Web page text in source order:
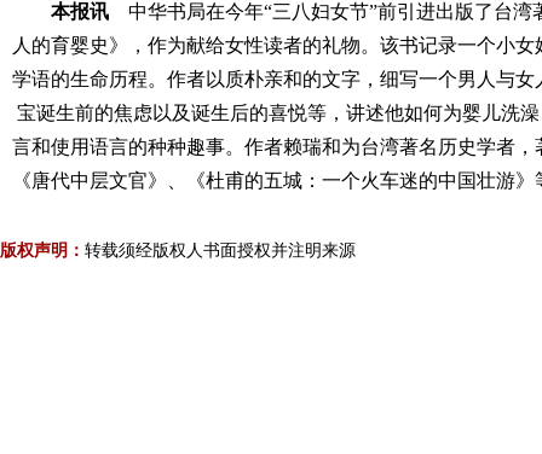
本报讯 中华书局在今年“三八妇女节”前引进出版了台
人的育婴史》，作为献给女性读者的礼物。该书记录一个小
学语的生命历程。作者以质朴亲和的文字，细写一个男人与
宝诞生前的焦虑以及诞生后的喜悦等，讲述他如何为婴儿洗
言和使用语言的种种趣事。作者赖瑞和为台湾著名历史学者
《唐代中层文官》、《杜甫的五城：一个火车迷的中国壮游》
版权声明： 转载须经版权人书面授权并注明来源